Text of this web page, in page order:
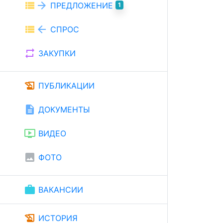
view_list arrow_forward ПРЕДЛОЖЕНИЕ 1
view_list arrow_back СПРОС
repeat ЗАКУПКИ
history_edu ПУБЛИКАЦИИ
description ДОКУМЕНТЫ
ondemand_video ВИДЕО
image ФОТО
work ВАКАНСИИ
history_edu ИСТОРИЯ